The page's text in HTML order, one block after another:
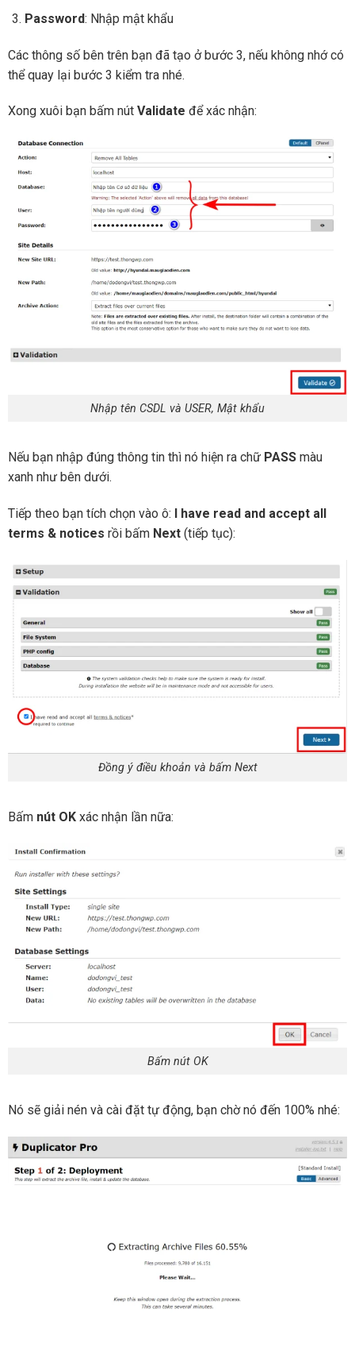
Password: Nhập mật khẩu
Các thông số bên trên bạn đã tạo ở bước 3, nếu không nhớ có
thể quay lại bước 3 kiểm tra nhé.
Xong xuôi bạn bấm nút Validate để xác nhận:
Nhập tên CSDL và USER, Mật khẩu
Nếu bạn nhập đúng thông tin thì nó hiện ra chữ PASS màu
xanh như bên dưới.
Tiếp theo bạn tích chọn vào ô:
I have read and accept all
terms & notices rồi bấm Next (tiếp tục):
Đồng ý điều khoản và bấm Next
Bấm nút OK xác nhận lần nữa:
Bấm nút OK
Nó sẽ giải nén và cài đặt tự động, bạn chờ nó đến 100% nhé: